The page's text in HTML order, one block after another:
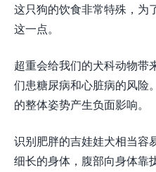
这只狗的饮食非常特殊，为
这一点。
超重会给我们的犬科动物带
们患糖尿病和心脏病的风险
的整体姿势产生负面影响。
识别肥胖的吉娃娃犬相当容
细长的身体，腹部向身体靠拢